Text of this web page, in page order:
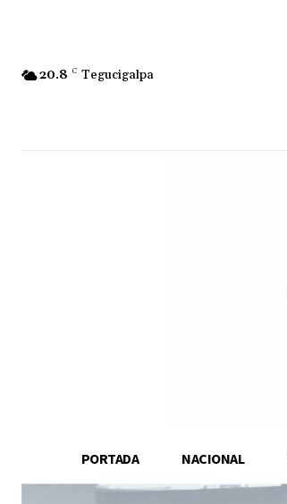
20.8 C Tegucigalpa
PORTADA NACIONAL